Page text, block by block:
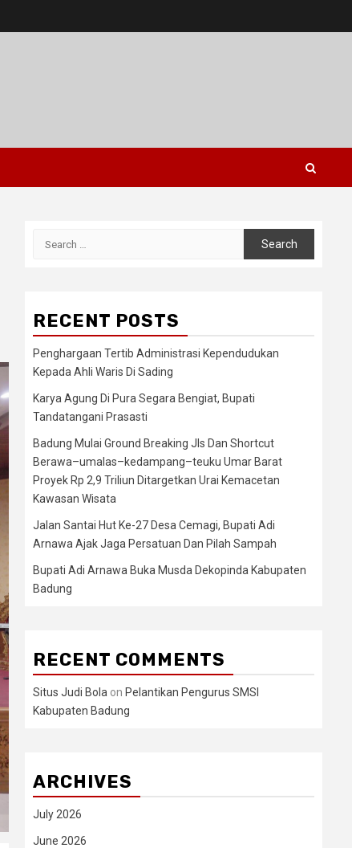
RECENT POSTS
Penghargaan Tertib Administrasi Kependudukan
Kepada Ahli Waris Di Sading
Karya Agung Di Pura Segara Bengiat, Bupati
Tandatangani Prasasti
Badung Mulai Ground Breaking Jls Dan Shortcut
Berawa–umalas–kedampang–teuku Umar Barat
Proyek Rp 2,9 Triliun Ditargetkan Urai Kemacetan
Kawasan Wisata
Jalan Santai Hut Ke-27 Desa Cemagi, Bupati Adi
Arnawa Ajak Jaga Persatuan Dan Pilah Sampah
Bupati Adi Arnawa Buka Musda Dekopinda Kabupaten
Badung
RECENT COMMENTS
Situs Judi Bola on Pelantikan Pengurus SMSI
Kabupaten Badung
ARCHIVES
July 2026
June 2026